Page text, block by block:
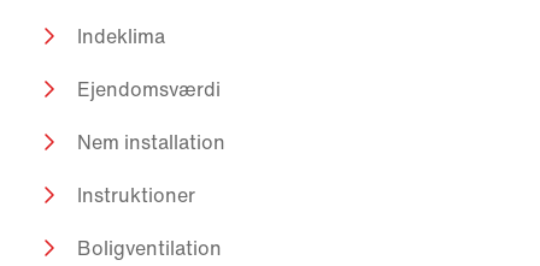
Indeklima
Ejendomsværdi
Nem installation
Instruktioner
Boligventilation